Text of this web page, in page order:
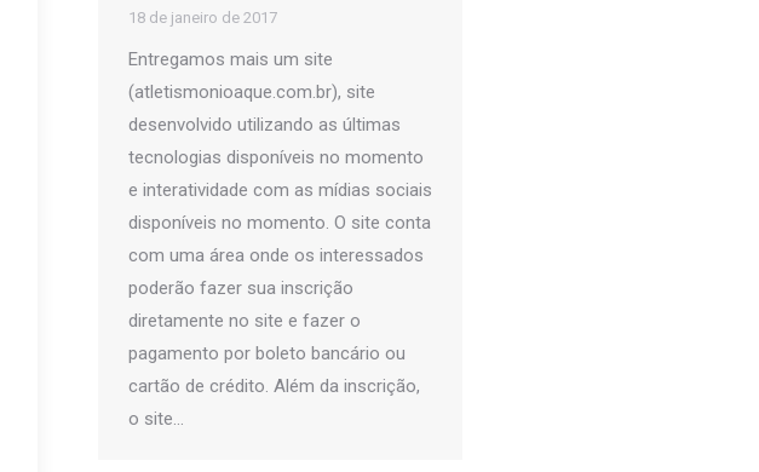
18 de janeiro de 2017
Entregamos mais um site
(atletismonioaque.com.br), site
desenvolvido utilizando as últimas
tecnologias disponíveis no momento
e interatividade com as mídias sociais
disponíveis no momento. O site conta
com uma área onde os interessados
poderão fazer sua inscrição
diretamente no site e fazer o
pagamento por boleto bancário ou
cartão de crédito. Além da inscrição,
o site…